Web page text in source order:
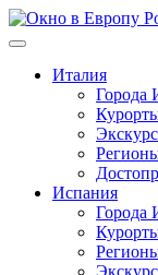
Перейти
к
Италия
Города
Испания
Города